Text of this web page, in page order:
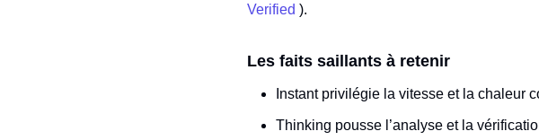
Verified ).
Les faits saillants à retenir
Instant privilégie la vitesse et la chaleur
Thinking pousse l’analyse et la